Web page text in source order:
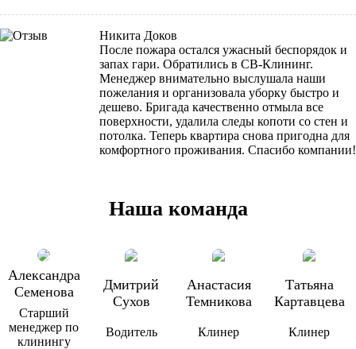
Никита Доков
После пожара остался ужасный беспорядок и
запах гари. Обратились в СВ-Клининг.
Менеджер внимательно выслушала наши
пожелания и организовала уборку быстро и
дешево. Бригада качественно отмыла все
поверхности, удалила следы копоти со стен и
потолка. Теперь квартира снова пригодна для
комфортного проживания. Спасибо компании!
Наша команда
Александра
Семенова
Старший
менеджер по
клинингу
Дмитрий
Сухов
Водитель
Анастасия
Темникова
Клинер
Татьяна
Картавцева
Клинер